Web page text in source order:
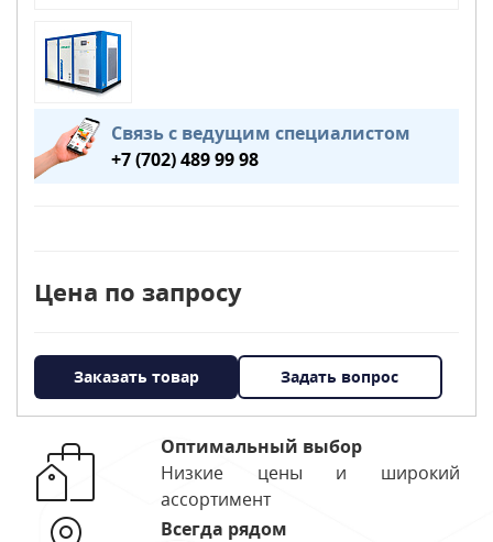
Связь с ведущим специалистом
+7 (702) 489 99 98
Цена по запросу
Заказать товар Задать вопрос
Оптимальный выбор
Низкие цены и широкий
ассортимент
Всегда рядом